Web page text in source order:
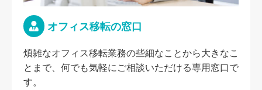
オフィス移転の窓口
煩雑なオフィス移転業務の些細なことから大きなこ
とまで、何でも気軽にご相談いただける専用窓口で
す。